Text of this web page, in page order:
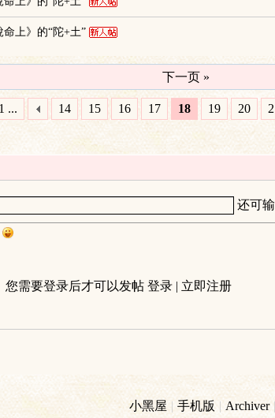
上》的“陀+土”
下一页 »
1 ... 14 15 16 17 18 19 20
还可
您需要登录后才可以发帖 登录 | 立即注册
小黑屋 | 手机版 | Archiver |